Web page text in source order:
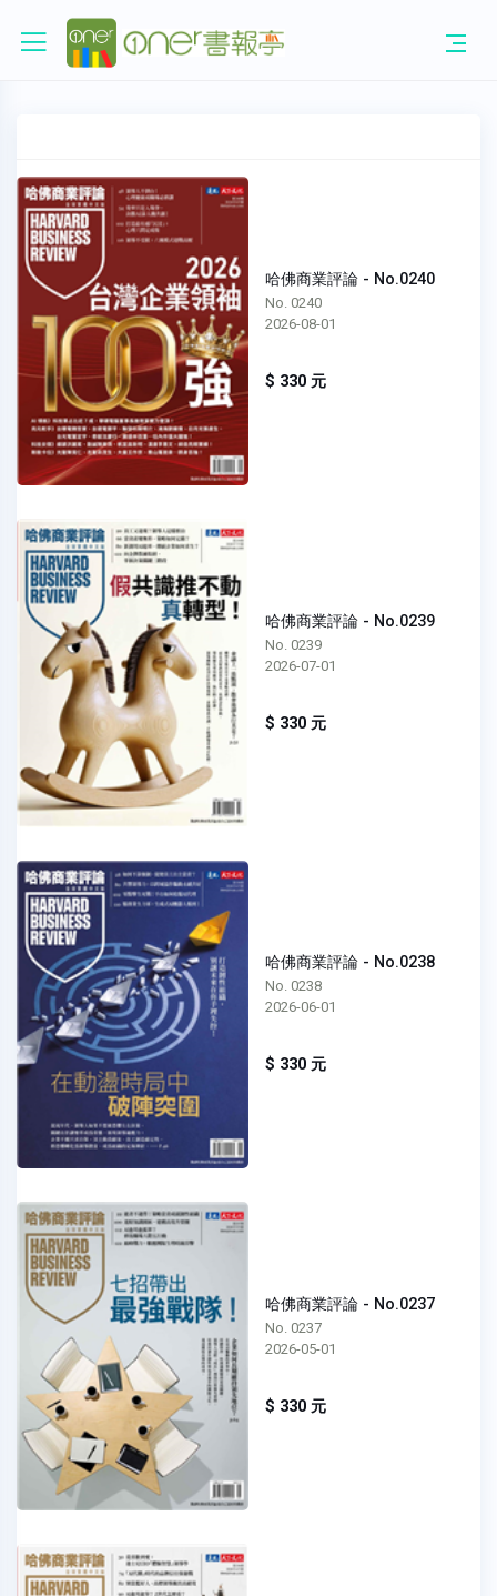
哈佛商業評論 - No.0240
No. 0240
2026-08-01
$ 330 元
哈佛商業評論 - No.0239
No. 0239
2026-07-01
$ 330 元
哈佛商業評論 - No.0238
No. 0238
2026-06-01
$ 330 元
哈佛商業評論 - No.0237
No. 0237
2026-05-01
$ 330 元